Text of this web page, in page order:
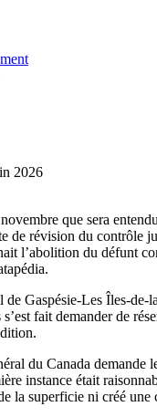
2026
que sera
de révision du contrôle
l’abolition du défunt
de Gaspésie-Les Îles-
fait demander de
du Canada demande
instance était
la superficie ni créé